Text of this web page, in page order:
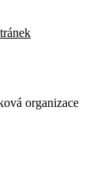
organizace